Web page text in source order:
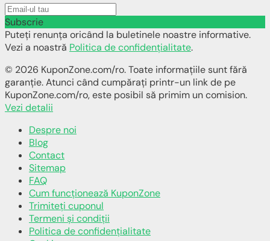
Subscrie
Puteți renunța oricând la buletinele noastre informative.
Vezi a noastră Politica de confidențialitate.
© 2026 KuponZone.com/ro. Toate informațiile sunt fără
garanție. Atunci când cumpărați printr-un link de pe
KuponZone.com/ro, este posibil să primim un comision.
Vezi detalii
Despre noi
Blog
Contact
Sitemap
FAQ
Cum funcționează KuponZone
Trimiteți cuponul
Termeni și condiții
Politica de confidențialitate